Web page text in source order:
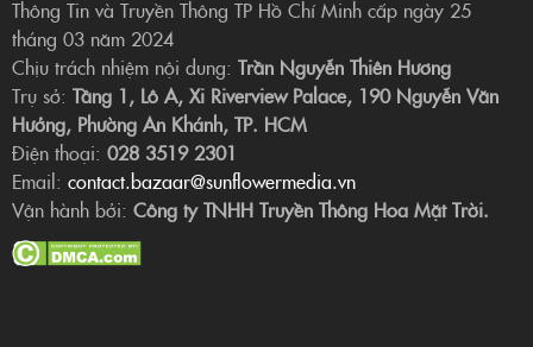
Thông Tin và Truyền Thông TP Hồ Chí Minh cấp ngày 25
tháng 03 năm 2024
Chịu trách nhiệm nội dung: Trần Nguyễn Thiên Hương
Trụ sở: Tầng 1, Lô A, Xi Riverview Palace, 190 Nguyễn Văn
Hưởng, Phường An Khánh, TP. HCM
Điện thoại: 028 3519 2301
Email: contact.bazaar@sunflowermedia.vn
Vận hành bởi: Công ty TNHH Truyền Thông Hoa Mặt Trời.